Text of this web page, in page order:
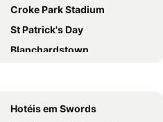
Croke Park Stadium
St Patrick's Day
Blanchardstown
Grafton Street
Hotéis em Swords